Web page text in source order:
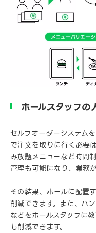
ホールスタッフ
セルフオーダーシステム
で注文を取りに行く必要
み放題メニューなど時間
管理も可能になり、業務
その結果、ホールに配置
削減できます。また、ハ
などをホールスタッフに
も削減できます。